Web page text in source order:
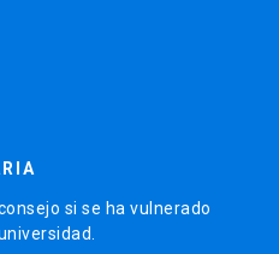
si se ha vulnerado